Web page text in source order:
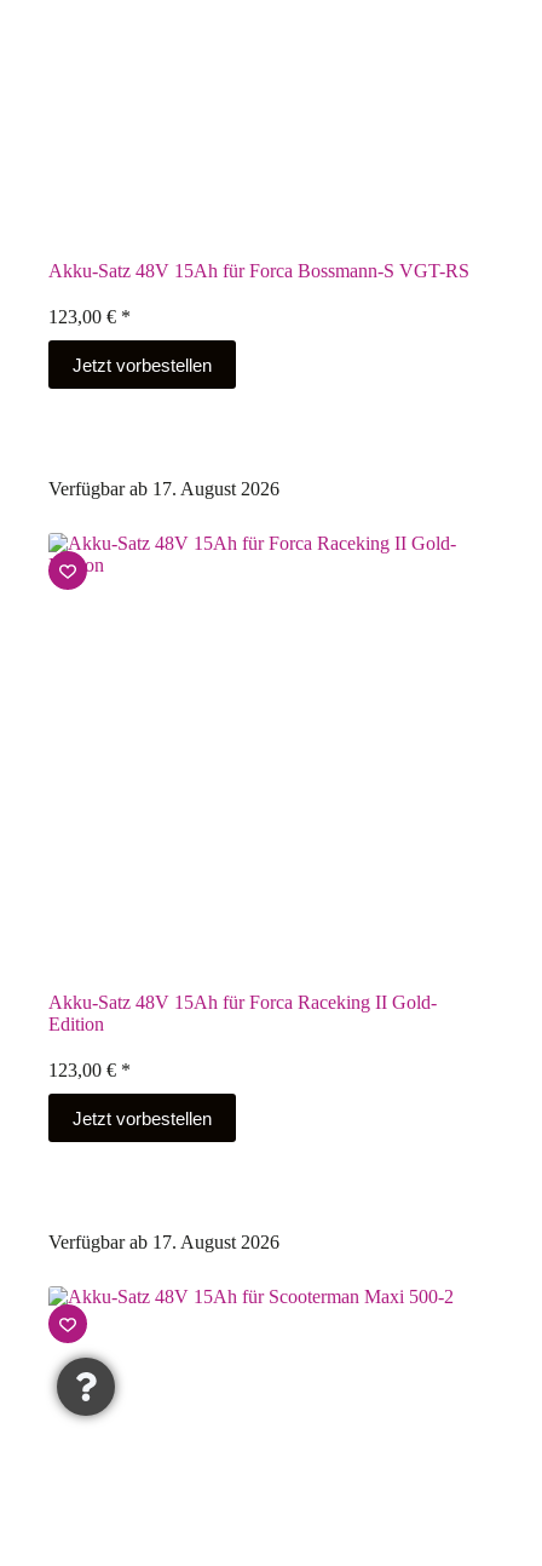
Akku-Satz 48V 15Ah für Forca Bossmann-S VGT-RS
123,00 € *
Jetzt vorbestellen
Verfügbar ab 17. August 2026
Akku-Satz 48V 15Ah für Forca Raceking II Gold-
Edition
123,00 € *
Jetzt vorbestellen
Verfügbar ab 17. August 2026